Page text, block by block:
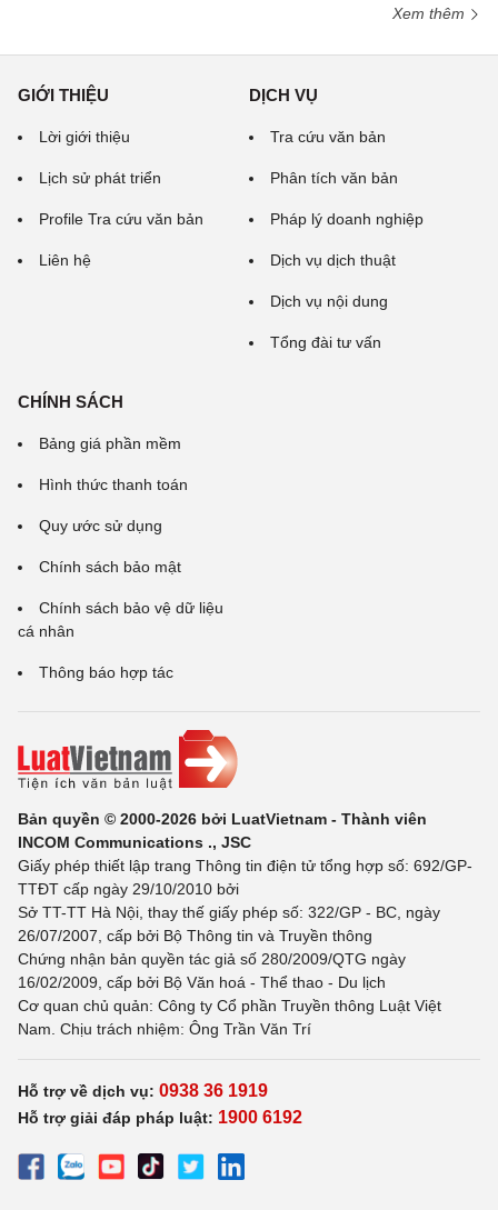
Xem thêm
GIỚI THIỆU
Lời giới thiệu
Lịch sử phát triển
Profile Tra cứu văn bản
Liên hệ
DỊCH VỤ
Tra cứu văn bản
Phân tích văn bản
Pháp lý doanh nghiệp
Dịch vụ dịch thuật
Dịch vụ nội dung
Tổng đài tư vấn
CHÍNH SÁCH
Bảng giá phần mềm
Hình thức thanh toán
Quy ước sử dụng
Chính sách bảo mật
Chính sách bảo vệ dữ liệu
cá nhân
Thông báo hợp tác
Bản quyền © 2000-2026 bởi LuatVietnam - Thành viên
INCOM Communications ., JSC
Giấy phép thiết lập trang Thông tin điện tử tổng hợp số: 692/GP-
TTĐT cấp ngày 29/10/2010 bởi
Sở TT-TT Hà Nội, thay thế giấy phép số: 322/GP - BC, ngày
26/07/2007, cấp bởi Bộ Thông tin và Truyền thông
Chứng nhận bản quyền tác giả số 280/2009/QTG ngày
16/02/2009, cấp bởi Bộ Văn hoá - Thể thao - Du lịch
Cơ quan chủ quản: Công ty Cổ phần Truyền thông Luật Việt
Nam. Chịu trách nhiệm: Ông Trần Văn Trí
Hỗ trợ về dịch vụ: 0938 36 1919
Hỗ trợ giải đáp pháp luật: 1900 6192